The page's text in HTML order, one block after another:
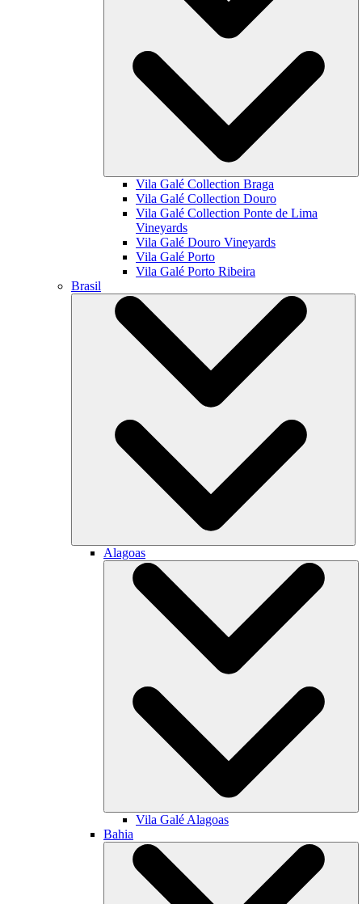
Vila Galé Collection Braga
Vila Galé Collection Douro
Vila Galé Collection Ponte de Lima
Vineyards
Vila Galé Douro Vineyards
Vila Galé Porto
Vila Galé Porto Ribeira
Brasil
Alagoas
Vila Galé Alagoas
Bahia